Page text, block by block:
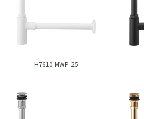
H7610-MWP-25